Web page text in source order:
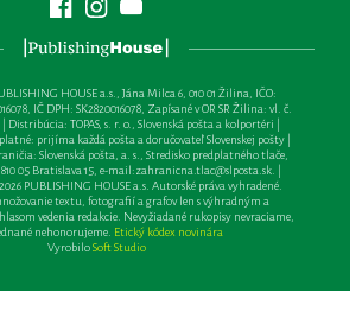
HOUSE a.s., Jána Milca 6, 010 01 Žilina, IČO:
IČ DPH: SK2820016078, Zapísané v OR SR Žilina: vl. č.
| Distribúcia: TOPAS, s. r. o., Slovenská pošta a kolportéri |
prijíma každá pošta a doručovateľ Slovenskej pošty |
Slovenská pošta, a. s., Stredisko predplatného tlače,
05 Bratislava 15, e-mail:zahranicna.tlac@slposta.sk. |
PUBLISHING HOUSE a.s. Autorské práva vyhradené.
textu, fotografií a grafov len s výhradným a
vedenia redakcie. Nevyžiadané rukopisy nevraciame,
nehonorujeme. Etický kódex novinára
VyrobiloSoft Studio